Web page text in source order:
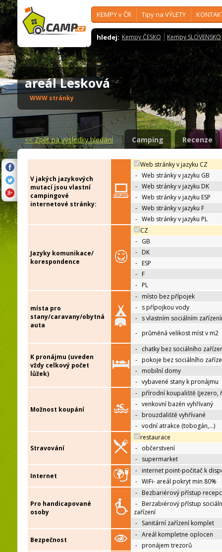
KEMPY v ČR Tipy na VÝLETY
hledej: Kempy ČESKO Kempy SLOVENSKO
areál Lesková
WWW stránky
<<Zpět na výsledky hledání Camping Recenze
V jakých jazykových
mutací jsou vlastní
campingové
internetové stránky:
Web stránky v jazyku CZ
- Web stránky v jazyku GB
- Web stránky v jazyku DK
- Web stránky v jazyku ESP
- Web stránky v jazyku F
- Web stránky v jazyku PL
Jazyky komunikace/
korespondence
CZ
- GB
- DK
- ESP
- F
- PL
místa pro
stany/caravany/obytná
auta
- místo bez přípojek
- s přípojkou vody
- s vlastním sociálním
- průměná velikost míst v m2
K pronájmu (uveden
vždy celkový počet
lůžek)
- chatky bez sociálního
- pokoje bez sociálního
- mobilní domy
- vybavené stany k pronájmu
Možnost koupání
- přírodní koupaliště (jezero,
- venkovní bazén vyhřívaný
- brouzdaliště vyhřívané
- vodní atrakce (tobogán,…)
Stravování
restaurace
- občerstvení
- supermarket
Internet
- internet point-počitač k
- WiFi- areál pokryt min 80%
Pro handicapované
osoby
- Bezbariérový přístup
- Berzabiérový přístup
zařízení
- Sanitární zařízení komplet
Bezpečnost
- Areál kompletne oplocen
- pronájem trezorů